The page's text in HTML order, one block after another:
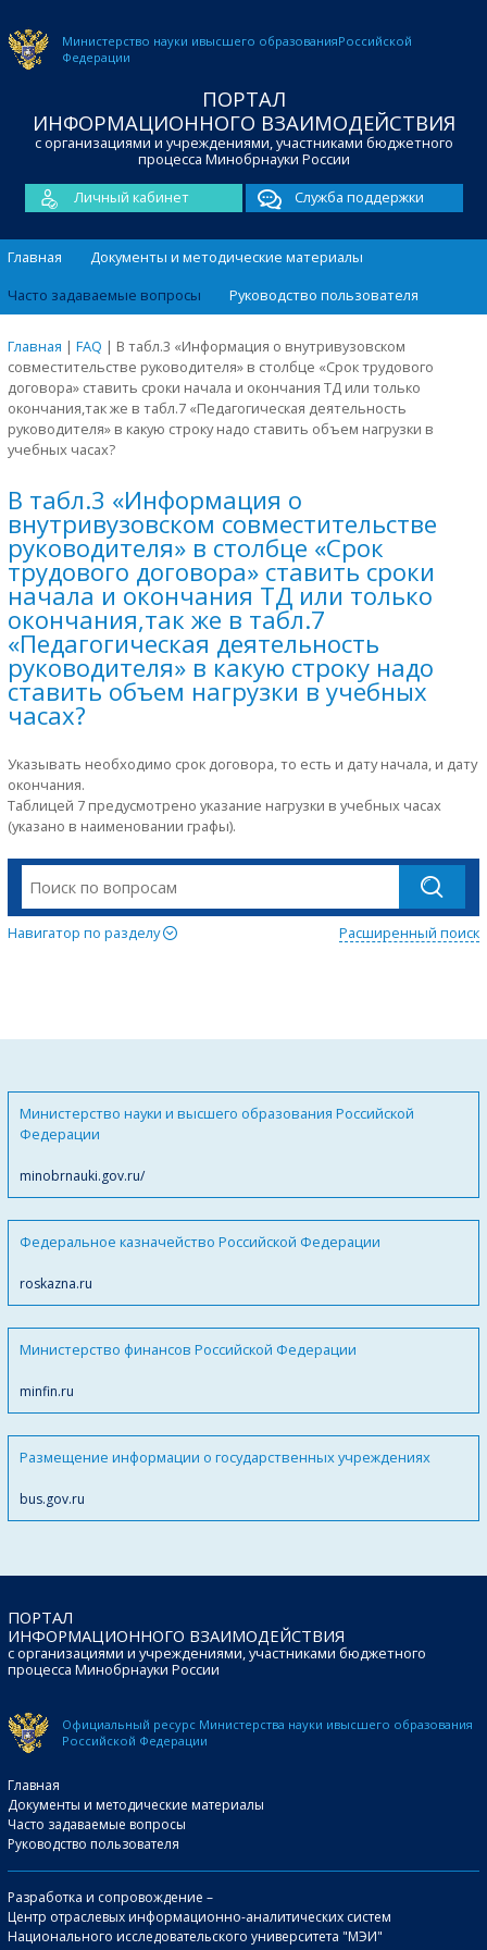
Министерство науки ивысшего образованияРоссийской
Федерации
ПОРТАЛ
ИНФОРМАЦИОННОГО ВЗАИМОДЕЙСТВИЯ
с организациями и учреждениями, участниками бюджетного
процесса Минобрнауки России
Личный кабинет
Служба поддержки
Главная
Документы и методические материалы
Часто задаваемые вопросы
Руководство пользователя
Главная | FAQ | В табл.3 «Информация о внутривузовском
совместительстве руководителя» в столбце «Срок трудового
договора» ставить сроки начала и окончания ТД или только
окончания,так же в табл.7 «Педагогическая деятельность
руководителя» в какую строку надо ставить объем нагрузки в
учебных часах?
В табл.3 «Информация о
внутривузовском совместительстве
руководителя» в столбце «Срок
трудового договора» ставить сроки
начала и окончания ТД или только
окончания,так же в табл.7
«Педагогическая деятельность
руководителя» в какую строку надо
ставить объем нагрузки в учебных
часах?
Указывать необходимо срок договора, то есть и дату начала, и дату
окончания.
Таблицей 7 предусмотрено указание нагрузки в учебных часах
(указано в наименовании графы).
Навигатор по разделу Расширенный поиск
Министерство науки и высшего образования Российской
Федерации
minobrnauki.gov.ru/
Федеральное казначейство Российской Федерации
roskazna.ru
Министерство финансов Российской Федерации
minfin.ru
Размещение информации о государственных учреждениях
bus.gov.ru
ПОРТАЛ
ИНФОРМАЦИОННОГО ВЗАИМОДЕЙСТВИЯ
с организациями и учреждениями, участниками бюджетного
процесса Минобрнауки России
Официальный ресурс Министерства науки ивысшего образования
Российской Федерации
Главная
Документы и методические материалы
Часто задаваемые вопросы
Руководство пользователя
Разработка и сопровождение –
Центр отраслевых информационно-аналитических систем
Национального исследовательского университета "МЭИ"